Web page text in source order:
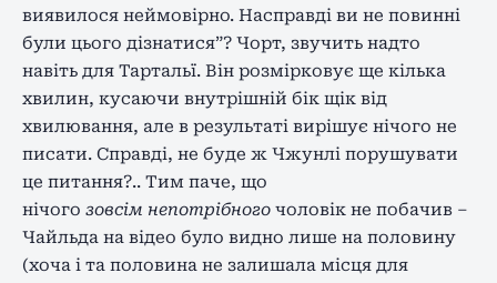
виявилося неймовірно. Насправді ви не повинні
були цього дізнатися”? Чорт, звучить надто
навіть для Тартальї. Він розмірковує ще кілька
хвилин, кусаючи внутрішній бік щік від
хвилювання, але в результаті вирішує нічого не
писати. Справді, не буде ж Чжунлі порушувати
це питання?.. Тим паче, що
нічого зовсім непотрібного чоловік не побачив –
Чайльда на відео було видно лише на половину
(хоча і та половина не залишала місця для